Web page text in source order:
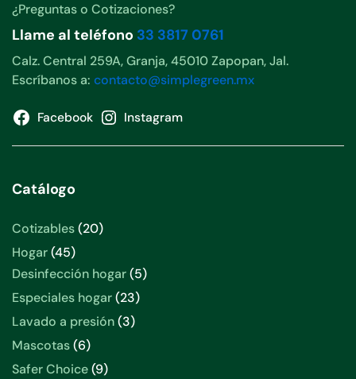
¿Preguntas o Cotizaciones?
Llame al teléfono 33 3817 0761
Calz. Central 259A, Granja, 45010 Zapopan, Jal.
Escríbanos a: contacto@simplegreen.mx
Facebook Instagram
Catálogo
Cotizables 2020
Hogar 4545
productos
Desinfección hogar 55
Especiales hogar 2323
productos
Lavado a presión 33
Mascotas 66
productos
Safer Choice 99